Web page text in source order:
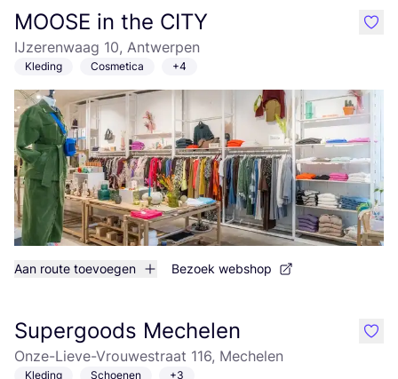
MOOSE in the CITY
IJzerenwaag 10, Antwerpen
Kleding Cosmetica +4
Aan route toevoegen Bezoek webshop
like
Supergoods Mechelen
Onze-Lieve-Vrouwestraat 116, Mechelen
Kleding Schoenen +3
like